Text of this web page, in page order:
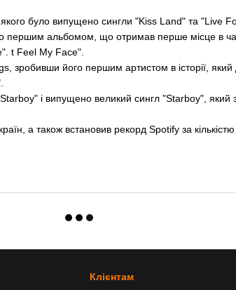
було випущено сингли "Kiss Land" та "Live
першим альбомом, що отримав перше місце в
t Feel My Face".
зробивши його першим артистом в історії, який
і випущено великий сингл "Starboy",
а також встановив рекорд Spotify за
Клієнтам